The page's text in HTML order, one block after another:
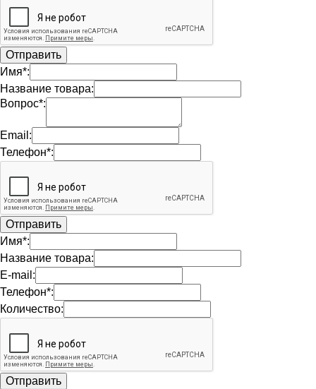
Имя*:
Название товара:
Вопрос*:
Email:
Телефон*:
Имя*:
Название товара:
E-mail:
Телефон*:
Количество: